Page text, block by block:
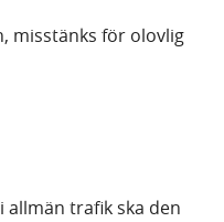
misstänks för olovlig
allmän trafik ska den